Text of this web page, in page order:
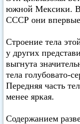
южной Мексики. В
СССР они впервые
Строение тела
у других
выгнута
тела голубовато-
Передняя часть
менее яркая.
Содержанием